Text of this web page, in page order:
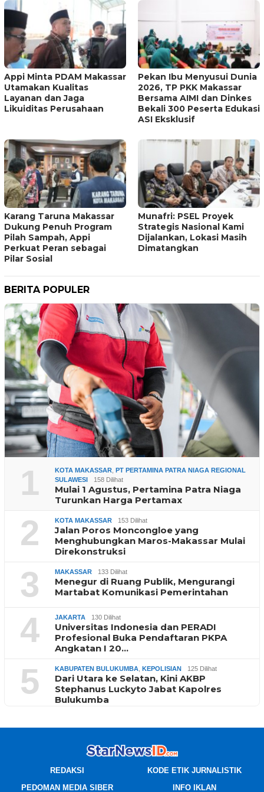
Appi Minta PDAM Makassar
Utamakan Kualitas
Layanan dan Jaga
Likuiditas Perusahaan
Pekan Ibu Menyusui Dunia
2026, TP PKK Makassar
Bersama AIMI dan Dinkes
Bekali 300 Peserta Edukasi
ASI Eksklusif
Karang Taruna Makassar
Dukung Penuh Program
Pilah Sampah, Appi
Perkuat Peran sebagai
Pilar Sosial
Munafri: PSEL Proyek
Strategis Nasional Kami
Dijalankan, Lokasi Masih
Dimatangkan
BERITA POPULER
1 KOTA MAKASSAR, PT PERTAMINA PATRA NIAGA REGIONAL
SULAWESI
158 Dilihat
Mulai 1 Agustus, Pertamina Patra Niaga
Turunkan Harga Pertamax
2 KOTA MAKASSAR 153 Dilihat
Jalan Poros Moncongloe yang
Menghubungkan Maros-Makassar Mulai
Direkonstruksi
3 MAKASSAR 133 Dilihat
Menegur di Ruang Publik, Mengurangi
Martabat Komunikasi Pemerintahan
4 JAKARTA 130 Dilihat
Universitas Indonesia dan PERADI
Profesional Buka Pendaftaran PKPA
Angkatan I 20…
5 KABUPATEN BULUKUMBA, KEPOLISIAN 125 Dilihat
Dari Utara ke Selatan, Kini AKBP
Stephanus Luckyto Jabat Kapolres
Bulukumba
REDAKSI
KODE ETIK JURNALISTIK
PEDOMAN MEDIA SIBER
INFO IKLAN